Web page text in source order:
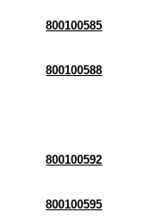
800100585
800100588
800100592
800100595